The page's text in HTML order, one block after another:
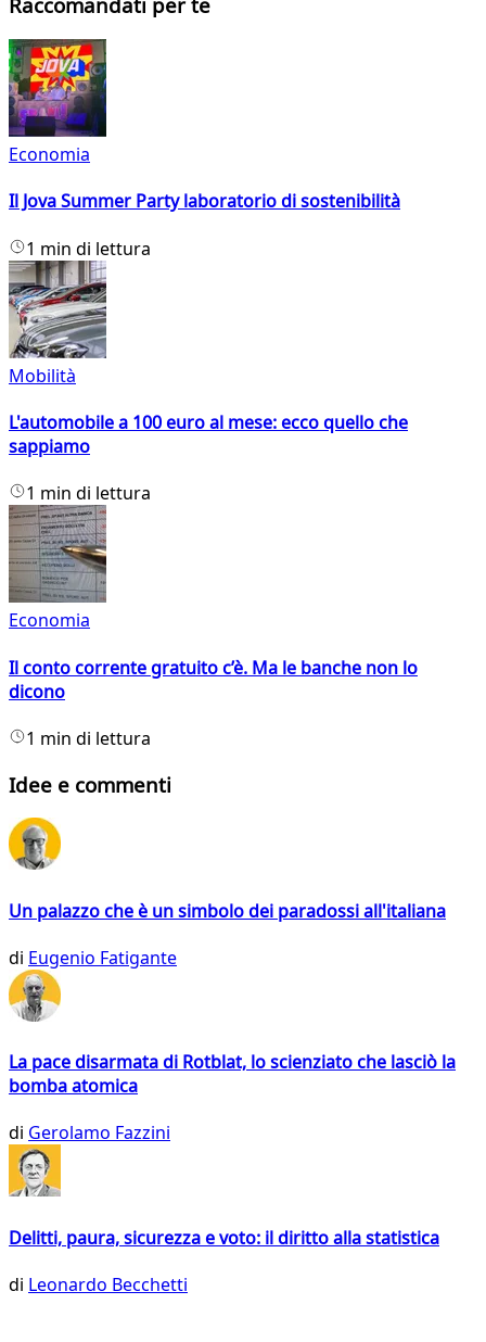
Economia
Il Jova Summer Party laboratorio di sostenibilità
1 min di lettura
Mobilità
L'automobile a 100 euro al mese: ecco quello che
sappiamo
1 min di lettura
Economia
Il conto corrente gratuito c’è. Ma le banche non lo
dicono
1 min di lettura
Idee e commenti
Un palazzo che è un simbolo dei paradossi all'italiana
di Eugenio Fatigante
La pace disarmata di Rotblat, lo scienziato che lasciò la
bomba atomica
di Gerolamo Fazzini
Delitti, paura, sicurezza e voto: il diritto alla statistica
di Leonardo Becchetti